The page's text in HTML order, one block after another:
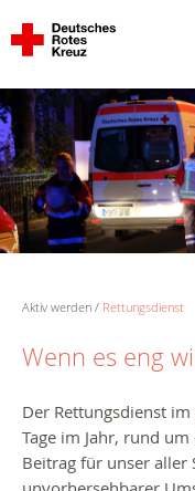
Aktiv werden Rettungsdienst
Wenn es eng
Der Rettungsdienst
Tage im Jahr, rund
Beitrag für unser aller